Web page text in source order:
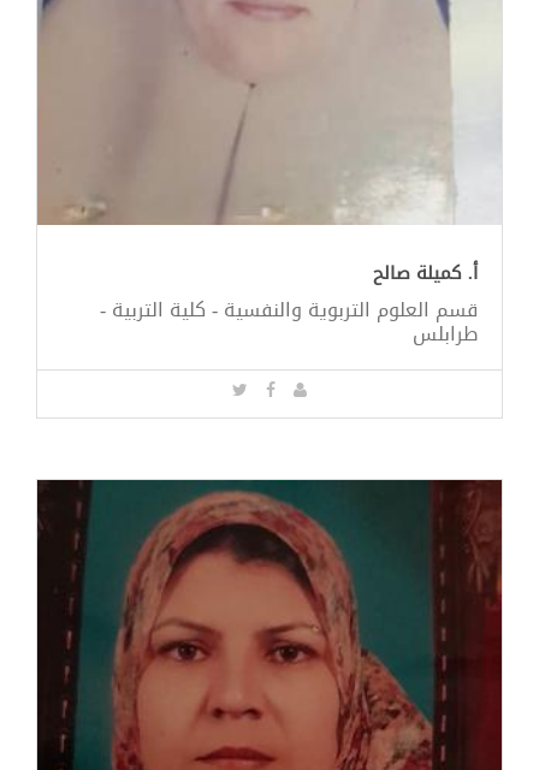
أ. كميلة صالح
قسم العلوم التربوية والنفسية - كلية التربية -
طرابلس